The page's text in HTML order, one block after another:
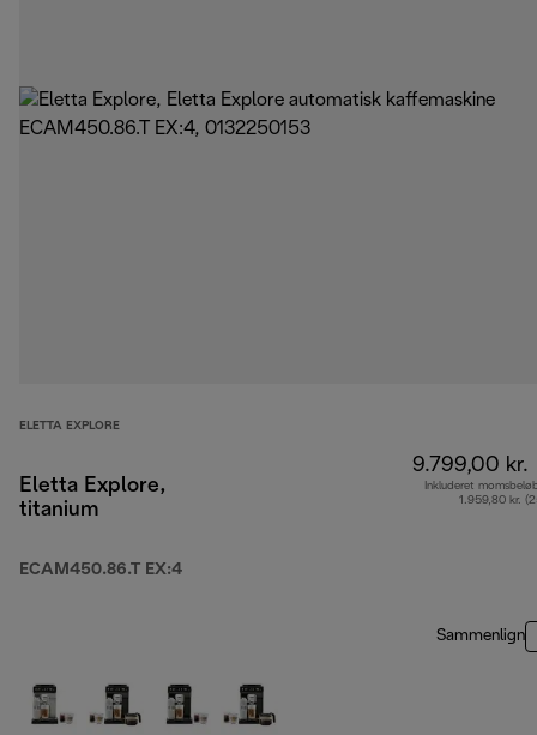
ELETTA EXPLORE
Eletta Explore,
titanium
ECAM450.86.T EX:4
9.799,00 kr.
Inkluderet
1.959,80 kr.
Sammenlign